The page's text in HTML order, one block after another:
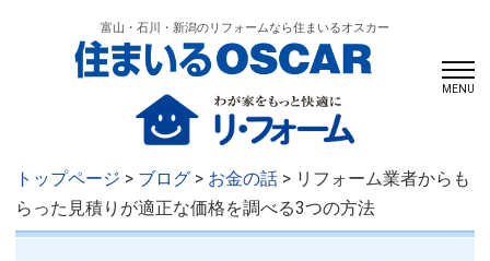
富山・石川・新潟のリフォームなら住まいるオスカー
MENU
トップページ > ブログ> お金の話> リフォーム業者からも
らった見積りが適正な価格を調べる3つの方法